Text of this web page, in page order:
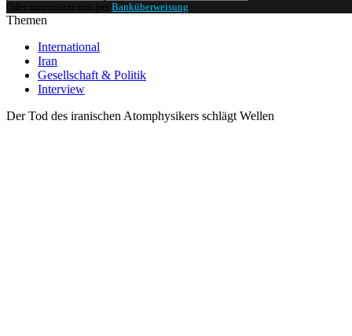
Oder unterstütze uns per Banküberweisung
Themen
International
Iran
Gesellschaft & Politik
Interview
Der Tod des iranischen Atomphysikers schlägt Wellen